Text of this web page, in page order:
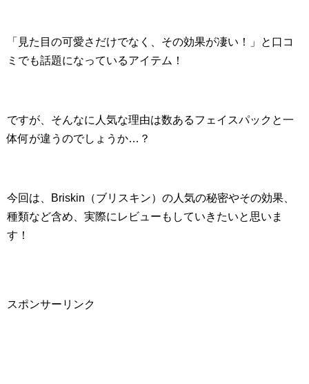
「見た目の可愛さだけでなく、その効果が凄い！」と口コ
ミでも話題になっているアイテム！
ですが、そんなに人気な理由は数あるフェイスパックと一
体何が違うのでしょうか…？
今回は、Briskin（ブリスキン）の人気の秘密やその効果、
種類など含め、実際にレビューもしていきたいと思いま
す！
スポンサーリンク